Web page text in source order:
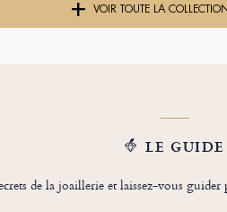
VOIR TOUTE LA
LE GUIDE
de la joaillerie et laissez-vous guider